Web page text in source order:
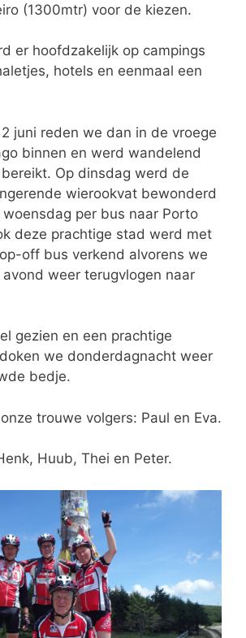
(1300mtr) voor de kiezen.
er hoofdzakelijk op campings
hotels en eenmaal een
juni reden we dan in de vroege
binnen en werd wandelend
Op dinsdag werd de
wierookvat bewonderd
per bus naar Porto
deze prachtige stad werd met
off bus verkend alvorens we
weer terugvlogen naar
gezien en een prachtige
we donderdagnacht weer
bedje.
trouwe volgers: Paul en Eva.
Huub, Thei en Peter.